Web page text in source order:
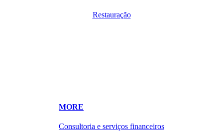
Restauração
MORE
Consultoria e serviços financeiros